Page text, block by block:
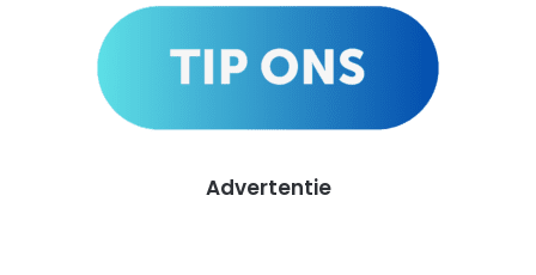
Advertentie